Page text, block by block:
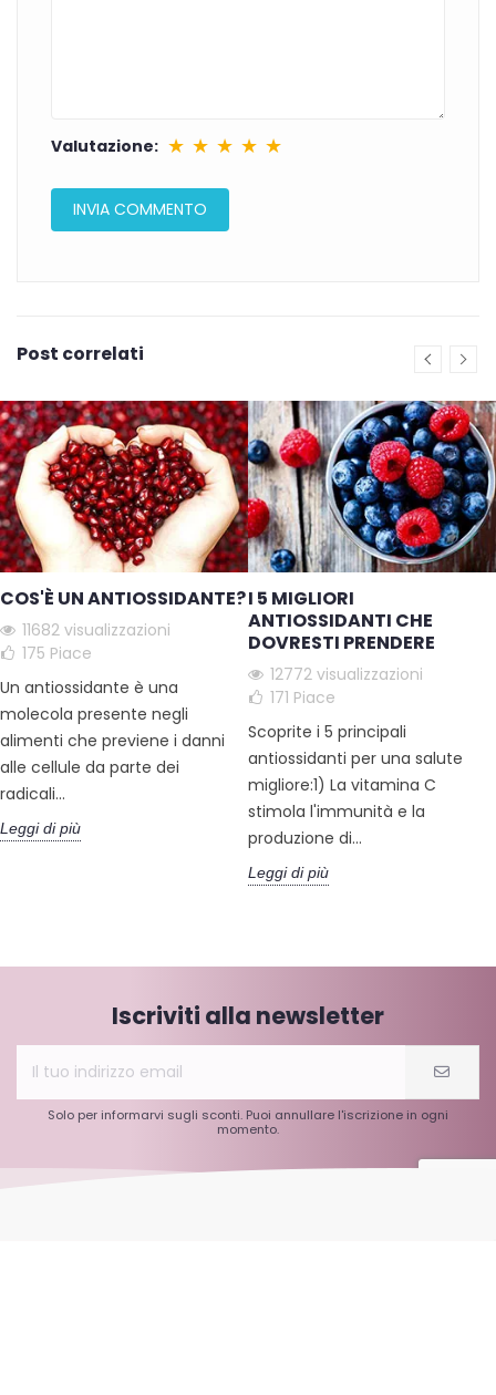
Valutazione: ★ ★ ★ ★ ★
Post correlati
COS'È UN ANTIOSSIDANTE?
11682 visualizzazioni
175 Piace
Un antiossidante è una
molecola presente negli
alimenti che previene i danni
alle cellule da parte dei
radicali...
Leggi di più
I 5 MIGLIORI
ANTIOSSIDANTI CHE
DOVRESTI PRENDERE
12772 visualizzazioni
171 Piace
Scoprite i 5 principali
antiossidanti per una salute
migliore:1) La vitamina C
stimola l'immunità e la
produzione di...
Leggi di più
Iscriviti alla newsletter
Solo per informarvi sugli sconti. Puoi annullare l'iscrizione in ogni
momento.